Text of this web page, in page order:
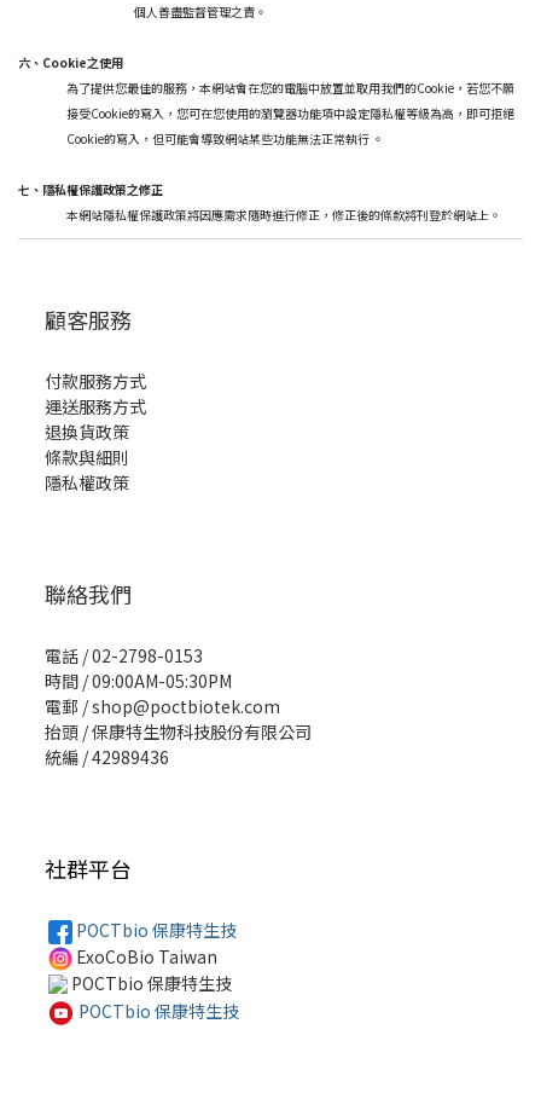
個人善盡監督管理之責。
六、Cookie之使用
為了提供您最佳的服務，本網站會在您的電腦中放置並取用我們的Cookie，若您不願
接受Cookie的寫入，您可在您使用的瀏覽器功能項中設定隱私權等級為高，即可拒絕
Cookie的寫入，但可能會導致網站某些功能無法正常執行 。
七、隱私權保護政策之修正
本網站隱私權保護政策將因應需求隨時進行修正，修正後的條款將刊登於網站上。
顧客服務
付款服務方式
運送服務方式
退換貨政策
條款與細則
隱私權政策
聯絡我們
電話 / 02-2798-0153
時間 / 09:00AM-05:30PM
電郵 / shop@poctbiotek.com
抬頭 / 保康特生物科技股份有限公司
統編 / 42989436
社群平台
POCTbio 保康特生技
ExoCoBio Taiwan
POCTbio 保康特生技
POCTbio 保康特生技